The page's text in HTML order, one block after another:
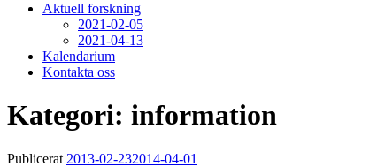
Aktuell forskning
2021-02-05
2021-04-13
Kalendarium
Kontakta oss
Kategori: information
Publicerat 2013-02-232014-04-01